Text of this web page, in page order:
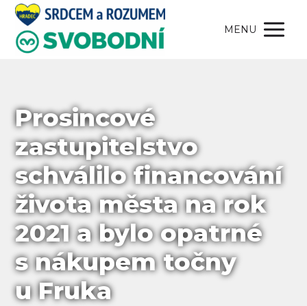
MENU
Prosincové
zastupitelstvo
schválilo financování
života města na rok
2021 a bylo opatrné
s nákupem točny
u Fruka